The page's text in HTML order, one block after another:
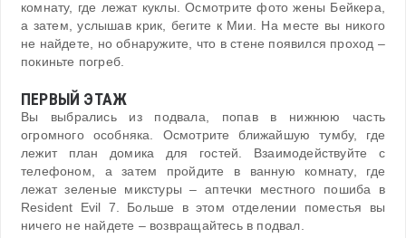
комнату, где лежат куклы. Осмотрите фото жены Бейкера,
а затем, услышав крик, бегите к Мии. На месте вы никого
не найдете, но обнаружите, что в стене появился проход –
покиньте погреб.
ПЕРВЫЙ ЭТАЖ
Вы выбрались из подвала, попав в нижнюю часть
огромного особняка. Осмотрите ближайшую тумбу, где
лежит план домика для гостей. Взаимодействуйте с
телефоном, а затем пройдите в ванную комнату, где
лежат зеленые микстуры – аптечки местного пошиба в
Resident Evil 7. Больше в этом отделении поместья вы
ничего не найдете – возвращайтесь в подвал.